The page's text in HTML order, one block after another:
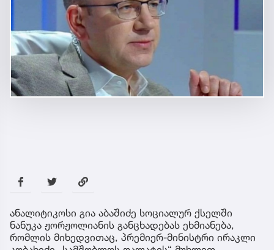
ანალიტიკოსი გია აბაშიძე სოციალურ ქსელში
ნანუკა ჟორჟოლიანის განცხადებას ეხმიანება,
რომლის მიხედვითაც, პრემიერ-მინისტრი ირაკლი